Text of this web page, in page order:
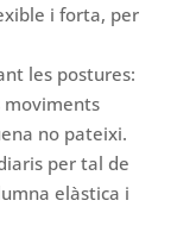
i forta, per
les postures:
moviments
no pateixi.
per tal de
elàstica i